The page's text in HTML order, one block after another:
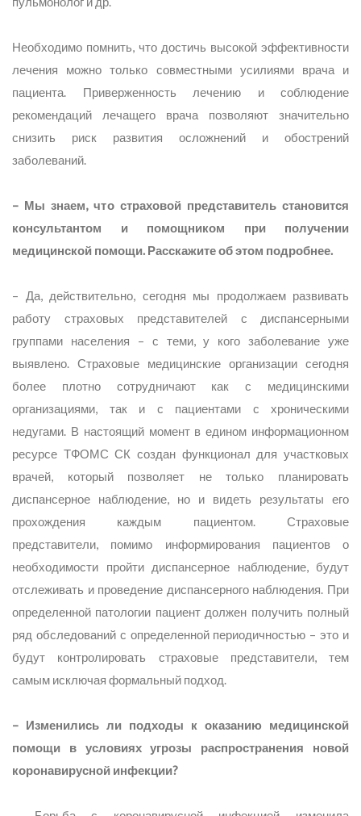
Необходимо помнить, что достичь высокой эффективности
лечения можно только совместными усилиями врача и
пациента. Приверженность лечению и соблюдение
рекомендаций лечащего врача позволяют значительно
снизить риск развития осложнений и обострений
заболеваний.
– Мы знаем, что страховой представитель становится
консультантом и помощником при получении
медицинской помощи. Расскажите об этом подробнее.
– Да, действительно, сегодня мы продолжаем развивать
работу страховых представителей с диспансерными
группами населения – с теми, у кого заболевание уже
выявлено. Страховые медицинские организации сегодня
более плотно сотрудничают как с медицинскими
организациями, так и с пациентами с хроническими
недугами. В настоящий момент в едином информационном
ресурсе ТФОМС СК создан функционал для участковых
врачей, который позволяет не только планировать
диспансерное наблюдение, но и видеть результаты его
прохождения каждым пациентом. Страховые
представители, помимо информирования пациентов о
необходимости пройти диспансерное наблюдение, будут
отслеживать и проведение диспансерного наблюдения. При
определенной патологии пациент должен получить полный
ряд обследований с определенной периодичностью – это и
будут контролировать страховые представители, тем
самым исключая формальный подход.
– Изменились ли подходы к оказанию медицинской
помощи в условиях угрозы распространения новой
коронавирусной инфекции?